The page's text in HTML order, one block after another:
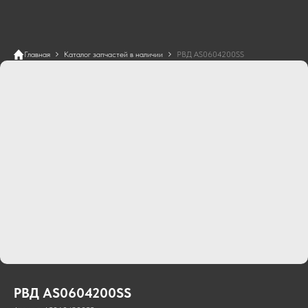
Главная Каталог запчастей в наличии РВД AS0604200SS
РВД AS0604200SS